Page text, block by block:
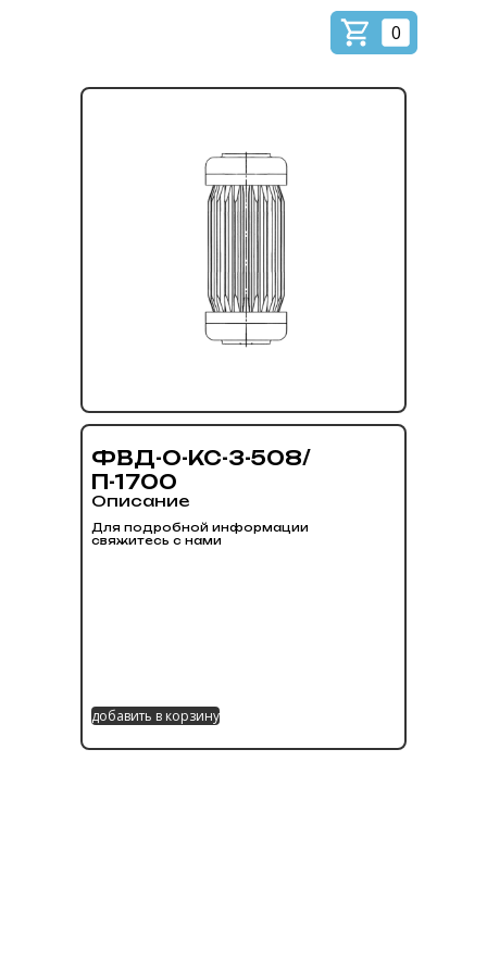
0
ФВД-О-КС-3-508/
П-1700
Описание
Для подробной информации
свяжитесь с нами
добавить в корзину